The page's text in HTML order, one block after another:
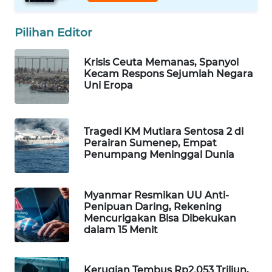
Pilihan Editor
Krisis Ceuta Memanas, Spanyol
Kecam Respons Sejumlah Negara
Uni Eropa
Tragedi KM Mutiara Sentosa 2 di
Perairan Sumenep, Empat
Penumpang Meninggal Dunia
Myanmar Resmikan UU Anti-
Penipuan Daring, Rekening
Mencurigakan Bisa Dibekukan
dalam 15 Menit
WAHANA
SPORT
WAHANA
UMKM
WAHANA
SELEB
WAHANA
PERSONA
WAHANA
OTOMOTIF
WAHANA